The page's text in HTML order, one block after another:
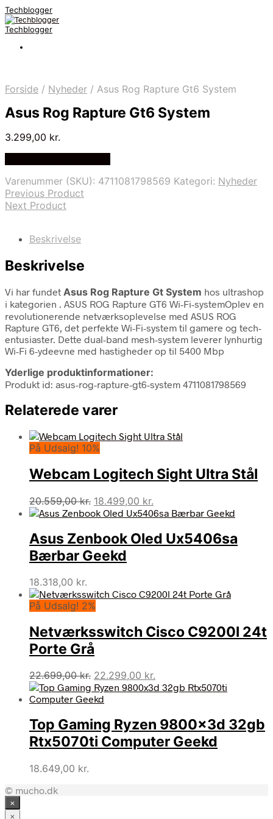
Techblogger
Techblogger
Forside / Nyheder / Asus Rog Rapture Gt6 System
Asus Rog Rapture Gt6 System
3.299,00 kr.
Varenummer (SKU): 4711081798569 Kategori: Nyheder
Previous Product
Next Product
Beskrivelse
Beskrivelse
Vi har fundet Asus Rog Rapture Gt System hos ultrashop
i kategorien . ASUS ROG Rapture GT6 Wi-Fi-systemOplev en
revolutionerende netværksoplevelse med ASUS ROG
Rapture GT6, det perfekte Wi-Fi-system til gamere og tech-
entusiaster. Dette dual-band mesh-system leverer lynhurtig
Wi-Fi 6-ydeevne med hastigheder op til 5400 Mbp
Yderlige produktinformationer:
Produkt id: asus-rog-rapture-gt6-system 4711081798569
Relaterede varer
På Udsalg! 10%
Webcam Logitech Sight Ultra Stål
20.559,00kr. Den
oprindelige
var:
20.559,00 kr..
18.499,00 kr.
aktuelle
er:
18.499,00 kr..
Asus Zenbook Oled Ux5406sa
Bærbar Geekd
18.318,00 kr.
På Udsalg! 2%
Netværksswitch Cisco C9200l 24t
Porte Grå
22.699,00kr. Den
oprindelige
pris
22.699,00 kr..
22.299,00 kr.
aktuelle
22.299,00 kr..
Top Gaming Ryzen 9800x3d 32gb
Rtx5070ti Computer Geekd
18.649,00 kr.
© mucho.dk
×
×